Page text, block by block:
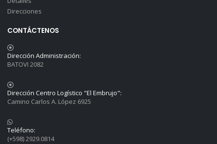
Direcciones
CONTÁCTENOS
Dirección Administración:
BATOVI 2082
Dirección Centro Logístico "El Embrujo":
Camino Carlos A. López 6925
Teléfono:
(+598) 2929.0814